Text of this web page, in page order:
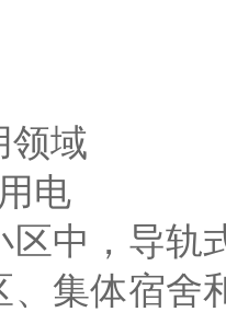
域
电
，导轨式
、集体宿舍